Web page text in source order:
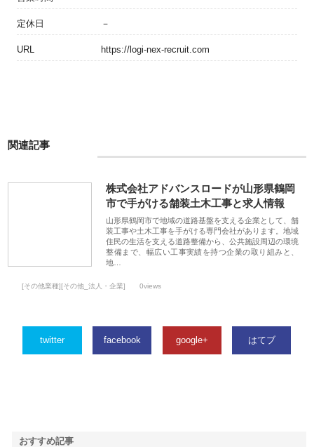
定休日 －
URL https://logi-nex-recruit.com
関連記事
株式会社アドバンスロードが山形県鶴岡
市で手がける舗装土木工事と求人情報
山形県鶴岡市で地域の道路基盤を支える企業として、舗
装工事や土木工事を手がける専門会社があります。地域
住民の生活を支える道路整備から、公共施設周辺の環境
整備まで、幅広い工事実績を持つ企業の取り組みと、
地…
[その他業種][その他_法人・企業] 0views
twitter facebook google+ はてブ
おすすめ記事